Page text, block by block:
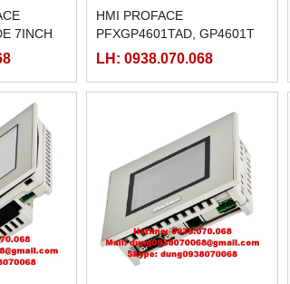
7INCH
HMI PROFACE
PFXGP4601TAD, GP4601T
LH: 0938.070.068